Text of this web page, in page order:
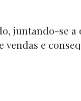
juntando-se a
e